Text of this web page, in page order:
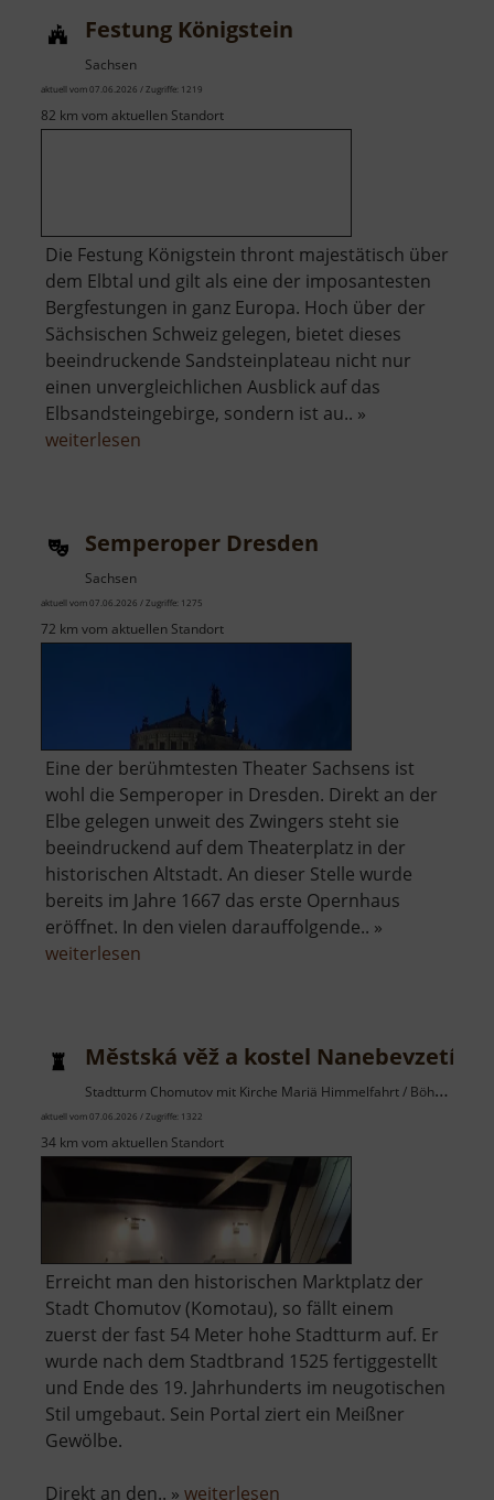
Festung Königstein
Sachsen
aktuell vom 07.06.2026 / Zugriffe: 1219
82 km vom aktuellen Standort
Die Festung Königstein thront majestätisch über
dem Elbtal und gilt als eine der imposantesten
Bergfestungen in ganz Europa. Hoch über der
Sächsischen Schweiz gelegen, bietet dieses
beeindruckende Sandsteinplateau nicht nur
einen unvergleichlichen Ausblick auf das
Elbsandsteingebirge, sondern ist au.. »
weiterlesen
Semperoper Dresden
Sachsen
aktuell vom 07.06.2026 / Zugriffe: 1275
72 km vom aktuellen Standort
Eine der berühmtesten Theater Sachsens ist
wohl die Semperoper in Dresden. Direkt an der
Elbe gelegen unweit des Zwingers steht sie
beeindruckend auf dem Theaterplatz in der
historischen Altstadt. An dieser Stelle wurde
bereits im Jahre 1667 das erste Opernhaus
eröffnet. In den vielen darauffolgende.. »
weiterlesen
Městská věž a kostel Nanebevzetí
Stadtturm Chomutov mit Kirche Mariä Himmelfahrt / Böhmisches Erzgebirge
aktuell vom 07.06.2026 / Zugriffe: 1322
34 km vom aktuellen Standort
Erreicht man den historischen Marktplatz der
Stadt Chomutov (Komotau), so fällt einem
zuerst der fast 54 Meter hohe Stadtturm auf. Er
wurde nach dem Stadtbrand 1525 fertiggestellt
und Ende des 19. Jahrhunderts im neugotischen
Stil umgebaut. Sein Portal ziert ein Meißner
Gewölbe.
Direkt an den.. » weiterlesen